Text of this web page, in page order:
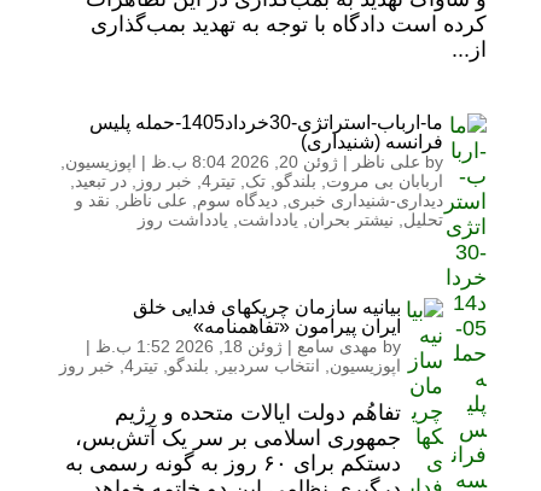
کرده است دادگاه با توجه به تهدید بمب‌گذاری
از...
ما-ارباب-استراتژی-30خرداد1405-حمله پلیس
فرانسه (شنیداری)
by علی ناظر | ژوئن 20, 2026 8:04 ب.ظ | اپوزیسیون
اربابان بی مروت
بلندگو تک تیتر4 , خبر روز در تبعید
دیداری-شنیداری خبری دیدگاه سوم علی ناظر
نقد و
تحلیل
نیشتر بحران یادداشت یادداشت روز
بیانیه سازمان چریکهای فدایی خلق
ایران پیرامون «تفاهمنامه»
by مهدی سامع |ژوئن 18, 2026 1:52 ب.ظ
|
اپوزیسیون
انتخاب سردبیر بلندگو ,تیتر4 خبر روز
تفاهُم دولت ایالات متحده و رژیم
جمهوری اسلامی بر سر یک آتش‌بس،
دستکم برای ۶۰ روز به گونه رسمی به